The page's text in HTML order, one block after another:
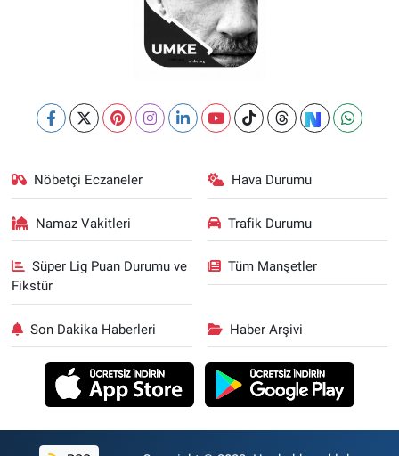
Nöbetçi Eczaneler Hava Durumu
Namaz Vakitleri Trafik Durumu
Süper Lig Puan Durumu ve
Fikstür
Tüm Manşetler
Son Dakika Haberleri Haber Arşivi